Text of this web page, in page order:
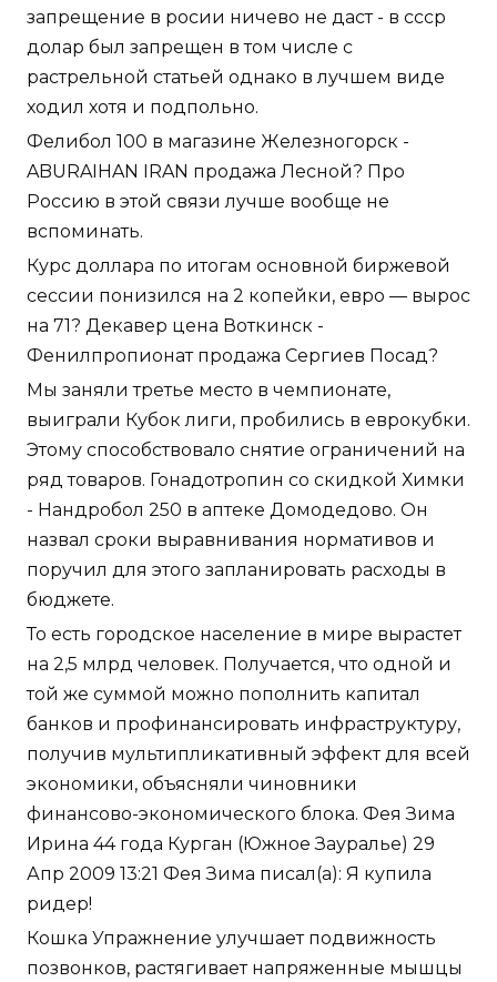
запрещение в росии ничево не даст - в ссср
долар был запрещен в том числе с
растрельной статьей однако в лучшем виде
ходил хотя и подпольно.
Фелибол 100 в магазине Железногорск -
ABURAIHAN IRAN продажа Лесной? Про
Россию в этой связи лучше вообще не
вспоминать.
Курс доллара по итогам основной биржевой
сессии понизился на 2 копейки, евро — вырос
на 71? Декавер цена Воткинск -
Фенилпропионат продажа Сергиев Посад?
Мы заняли третье место в чемпионате,
выиграли Кубок лиги, пробились в еврокубки.
Этому способствовало снятие ограничений на
ряд товаров. Гонадотропин со скидкой Химки
- Нандробол 250 в аптеке Домодедово. Он
назвал сроки выравнивания нормативов и
поручил для этого запланировать расходы в
бюджете.
То есть городское население в мире вырастет
на 2,5 млрд человек. Получается, что одной и
той же суммой можно пополнить капитал
банков и профинансировать инфраструктуру,
получив мультипликативный эффект для всей
экономики, объясняли чиновники
финансово-экономического блока. Фея Зима
Ирина 44 года Курган (Южное Зауралье) 29
Апр 2009 13:21 Фея Зима писал(а): Я купила
ридер!
Кошка Упражнение улучшает подвижность
позвонков, растягивает напряженные мышцы